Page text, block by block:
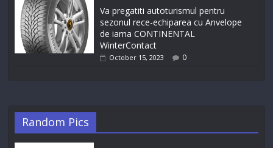
Va pregatiti autoturismul pentru
sezonul rece-echiparea cu Anvelope
de iarna CONTINENTAL
WinterContact
October 15, 2023 0
Random Pics